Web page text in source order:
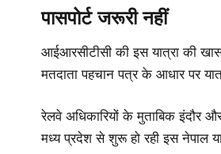
पासपोर्ट जरूरी नहीं
आईआरसीटीसी की इस यात्रा की
मतदाता पहचान पत्र के आधार पर
रेलवे अधिकारियों के मुताबिक इंदौर
मध्य प्रदेश से शुरू हो रही इस नेपाल